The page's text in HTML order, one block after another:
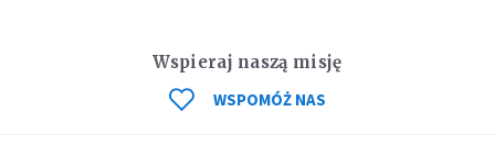
Wspieraj naszą misję
WSPOMÓŻ NAS